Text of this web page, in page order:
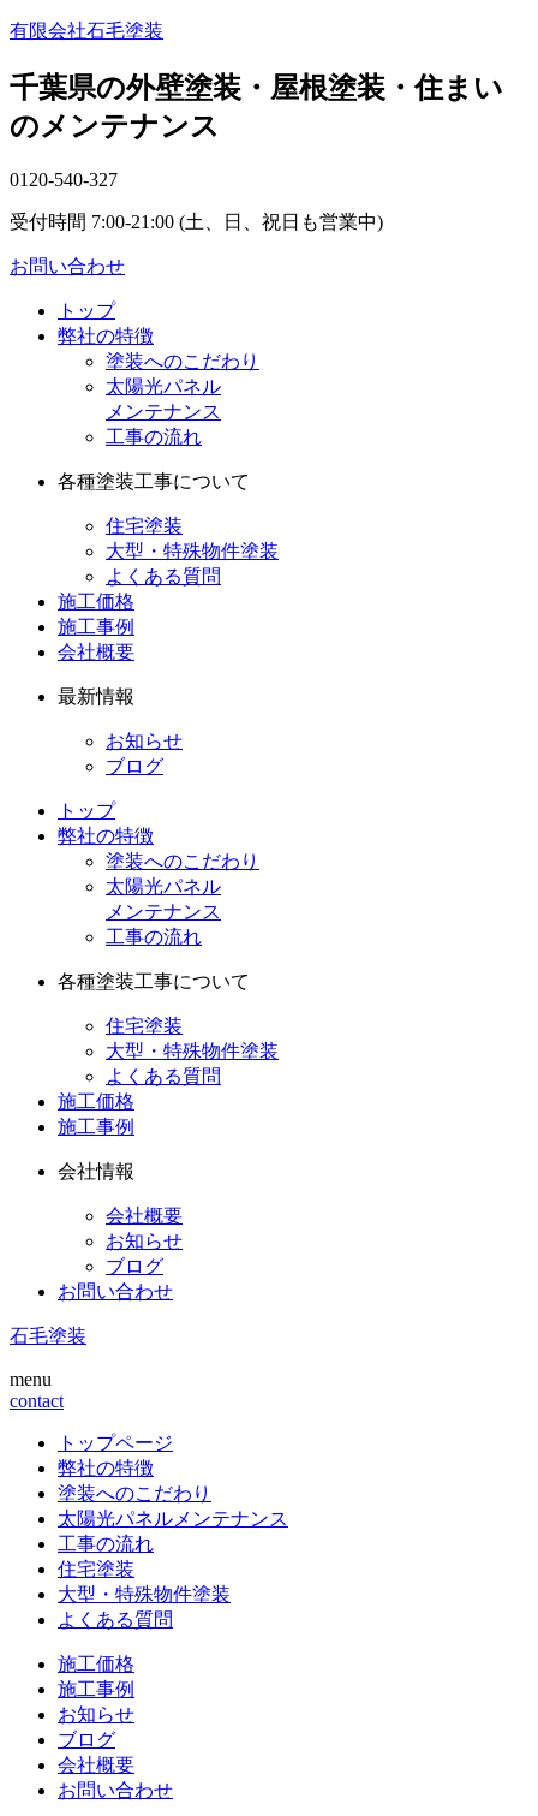
有限会社石毛塗装
千葉県の外壁塗装・屋根塗装・住まい
のメンテナンス
0120-540-327
受付時間 7:00-21:00 (土、日、祝日も営業中)
お問い合わせ
トップ
弊社の特徴
塗装へのこだわり
太陽光パネル
メンテナンス
工事の流れ
各種塗装工事について
住宅塗装
大型・特殊物件塗装
よくある質問
施工価格
施工事例
会社概要
最新情報
お知らせ
ブログ
トップ
弊社の特徴
塗装へのこだわり
太陽光パネル
メンテナンス
工事の流れ
各種塗装工事について
住宅塗装
大型・特殊物件塗装
よくある質問
施工価格
施工事例
会社情報
会社概要
お知らせ
ブログ
お問い合わせ
石毛塗装
menu
contact
トップページ
弊社の特徴
塗装へのこだわり
太陽光パネルメンテナンス
工事の流れ
住宅塗装
大型・特殊物件塗装
よくある質問
施工価格
施工事例
お知らせ
ブログ
会社概要
お問い合わせ